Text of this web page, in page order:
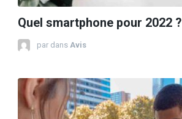
Quel smartphone pour 2022 ?
par dans Avis